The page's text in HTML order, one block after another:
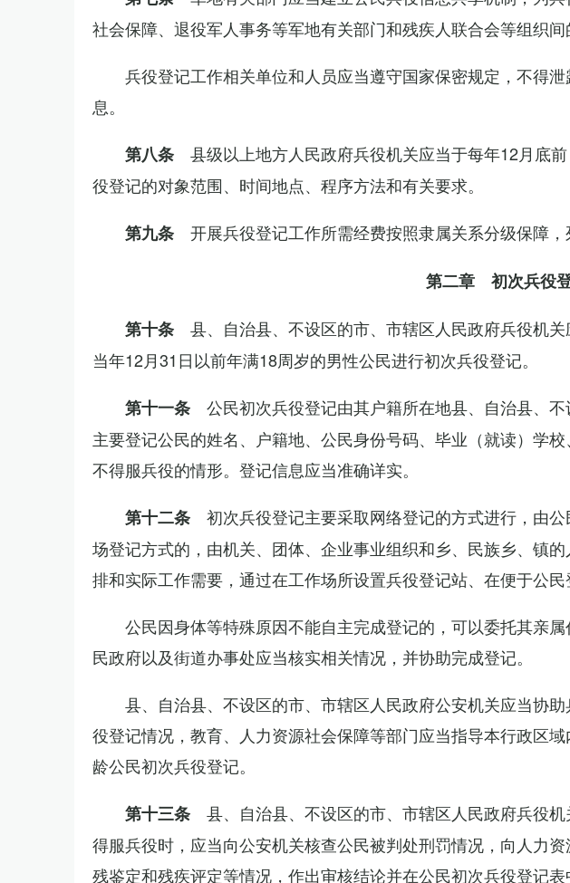
社会保障、退役军人事务等军地有关部门和残疾人联合会等组织间
兵役登记工作相关单位和人员应当遵守国家保密规定，不得
息。
第八条 县级以上地方人民政府兵役机关应当于每年12月底
役登记的对象范围、时间地点、程序方法和有关要求。
第九条 开展兵役登记工作所需经费按照隶属关系分级保障，
第二章 初次兵役
第十条 县、自治县、不设区的市、市辖区人民政府兵役机
当年12月31日以前年满18周岁的男性公民进行初次兵役登记。
第十一条 公民初次兵役登记由其户籍所在地县、自治县、
主要登记公民的姓名、户籍地、公民身份号码、毕业（就读）学
不得服兵役的情形。登记信息应当准确详实。
第十二条 初次兵役登记主要采取网络登记的方式进行，由
场登记方式的，由机关、团体、企业事业组织和乡、民族乡、镇
排和实际工作需要，通过在工作场所设置兵役登记站、在便于公民
公民因身体等特殊原因不能自主完成登记的，可以委托其亲
民政府以及街道办事处应当核实相关情况，并协助完成登记。
县、自治县、不设区的市、市辖区人民政府公安机关应当协
役登记情况，教育、人力资源社会保障等部门应当指导本行政区
龄公民初次兵役登记。
第十三条 县、自治县、不设区的市、市辖区人民政府兵役
得服兵役时，应当向公安机关核查公民被判处刑罚情况，向人力
残鉴定和残疾评定等情况，作出审核结论并在公民初次兵役登记表